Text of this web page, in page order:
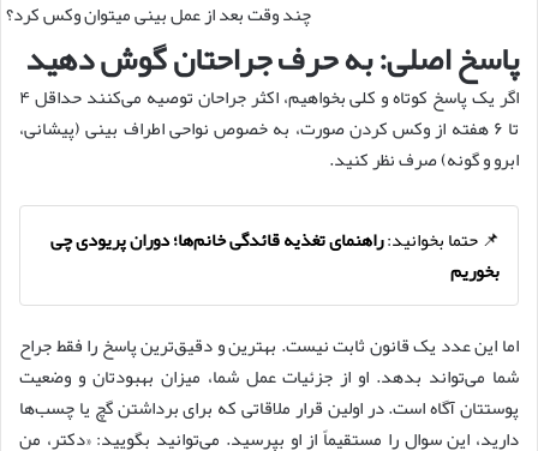
چند وقت بعد از عمل بینی میتوان وکس کرد؟
پاسخ اصلی: به حرف جراحتان گوش دهید
اگر یک پاسخ کوتاه و کلی بخواهیم، اکثر جراحان توصیه می‌کنند حداقل ۴
تا ۶ هفته از وکس کردن صورت، به خصوص نواحی اطراف بینی (پیشانی،
ابرو و گونه) صرف نظر کنید.
📌 حتما بخوانید:راهنمای تغذیه قائدگی خانم‌ها؛ دوران پریودی چی
بخوریم
اما این عدد یک قانون ثابت نیست. بهترین و دقیق‌ترین پاسخ را فقط جراح
شما می‌تواند بدهد. او از جزئیات عمل شما، میزان بهبودتان و وضعیت
پوستتان آگاه است. در اولین قرار ملاقاتی که برای برداشتن گچ یا چسب‌ها
دارید، این سوال را مستقیماً از او بپرسید. می‌توانید بگویید: «دکتر، من